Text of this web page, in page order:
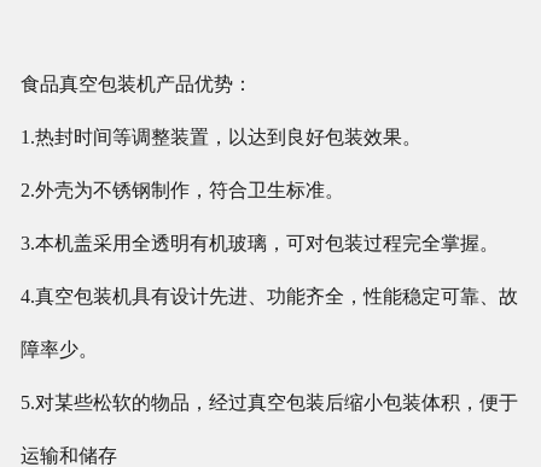
食品真空包装机产品优势：
1.热封时间等调整装置，以达到良好包装效果。
2.外壳为不锈钢制作，符合卫生标准。
3.本机盖采用全透明有机玻璃，可对包装过程完全掌握。
4.真空包装机具有设计先进、功能齐全，性能稳定可靠、故
障率少。
5.对某些松软的物品，经过真空包装后缩小包装体积，便于
运输和储存